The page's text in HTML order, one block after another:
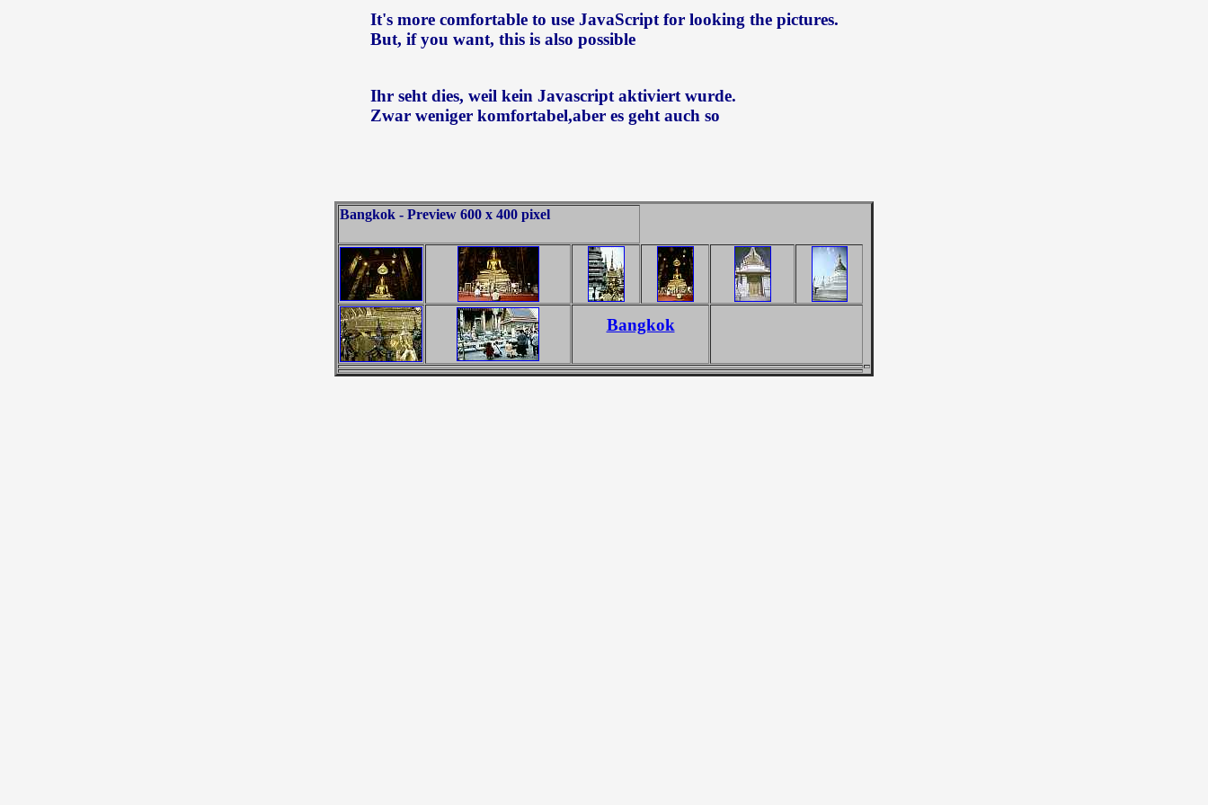
It's more comfortable to use JavaScript for looking the pictures.
But, if you want, this is also possible
Ihr seht dies, weil kein Javascript aktiviert wurde.
Zwar weniger komfortabel,aber es geht auch so
Bangkok - Preview 600 x 400 pixel
Bangkok